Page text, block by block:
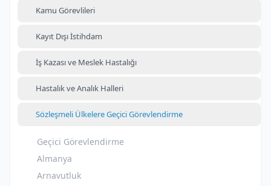
Kamu Görevlileri
Kayıt Dışı İstihdam
İş Kazası ve Meslek Hastalığı
Hastalık ve Analık Halleri
Sözleşmeli Ülkelere Geçici Görevlendirme
Geçici Görevlendirme
Almanya
Arnavutluk